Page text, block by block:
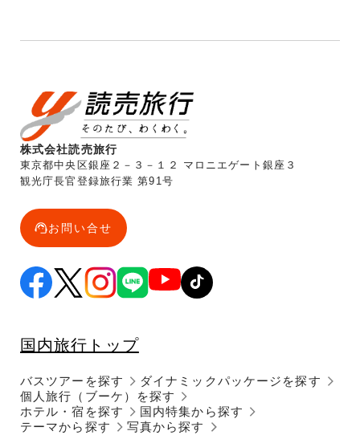
株式会社読売旅行
東京都中央区銀座２－３－１２ マロニエゲート銀座３
観光庁長官登録旅行業 第91号
お問い合せ
国内旅行トップ
バスツアーを探す
個人旅行（ブーケ）を探す
ダイナミックパッケージを探す
ホテル・宿を探す
国内特集から探す
テーマから探す
写真から探す